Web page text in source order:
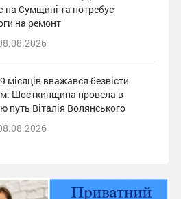
на Сумщині та потребує
на ремонт
місяців вважався безвісти
Шосткинщина провела в
путь Віталія Волянського